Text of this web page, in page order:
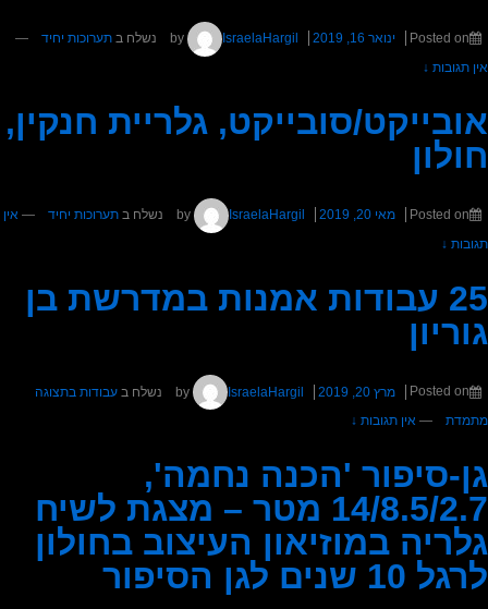
Posted on ינואר 16, 2019 IsraelaHargil נשלח ב תערוכות יחיד
—
אין תגובות ↓
אובייקט/סובייקט, גלריית חנקין,
חולון
Posted on מאי 20, 2019 IsraelaHargil נשלח ב תערוכות יחיד — אין
תגובות ↓
25 עבודות אמנות במדרשת בן
גוריון
Posted on מרץ 20, 2019 IsraelaHargil נשלח ב עבודות בתצוגה
מתמדת
— אין תגובות ↓
גן-סיפור 'הכנה נחמה',
14/8.5/2.7 מטר – מצגת לשיח
גלריה במוזיאון העיצוב בחולון
לרגל 10 שנים לגן הסיפור